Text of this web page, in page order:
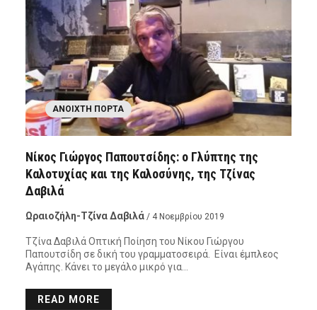
ΑΝΟΙΧΤΉ ΠΌΡΤΑ
Νίκος Γιώργος Παπουτσίδης: ο Γλύπτης της
Καλοτυχίας και της Καλοσύνης, της Τζίνας
Δαβιλά
Ωραιοζήλη-Τζίνα Δαβιλά / 4 Νοεμβρίου 2019
Τζίνα Δαβιλά Οπτική Ποίηση του Νίκου Γιώργου
Παπουτσίδη σε δική του γραμματοσειρά. Είναι έμπλεος
Αγάπης. Κάνει το μεγάλο μικρό για…
READ MORE